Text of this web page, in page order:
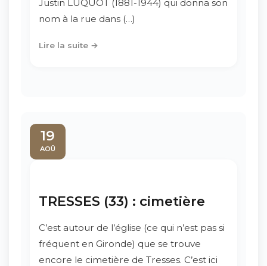
Justin LUQUOT (1881-1944) qui donna son
nom à la rue dans (…)
Lire la suite →
19
AOÛ
TRESSES (33) : cimetière
C’est autour de l’église (ce qui n’est pas si
fréquent en Gironde) que se trouve
encore le cimetière de Tresses. C’est ici